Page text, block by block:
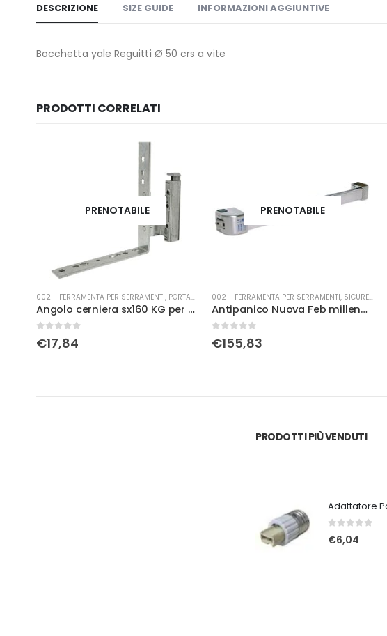
DESCRIZIONE SIZE GUIDE INFORMAZIONI AGGIUNTIVE
Bocchetta yale Reguitti Ø 50 crs a vite
PRODOTTI CORRELATI
PRENOTABILE
002 - FERRAMENTA PER SERRAMENTI, PORTA-FINESTRA
Angolo cerniera sx160 KG per portafinestra con fissaggio battuta 12/18-9 arg.
Su 5
€17,84
PRENOTABILE
002 - FERRAMENTA PER SERRAMENTI, SICUREZZA
Antipanico Nuova Feb millennium nero
Su 5
€155,83
PRODOTTI PIÙ VENDUTI
€6,04